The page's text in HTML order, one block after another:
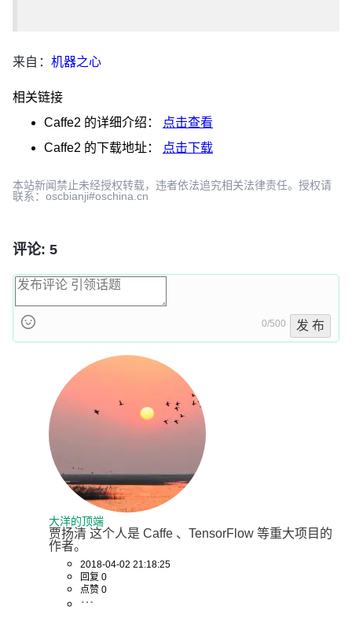
来自： 机器之心
相关链接
Caffe2 的详细介绍：
点击查看
Caffe2 的下载地址： 点击下载
本站新闻禁止未经授权转载，违者依法追究相关法律责任。授权请
联系：oscbianji#oschina.cn
评论: 5
0/500 发 布
大洋的顶端
贾扬清 这个人是 Caffe 、TensorFlow 等重大项目的
作者。
2018-04-02 21:18:25
回复 0
点赞 0